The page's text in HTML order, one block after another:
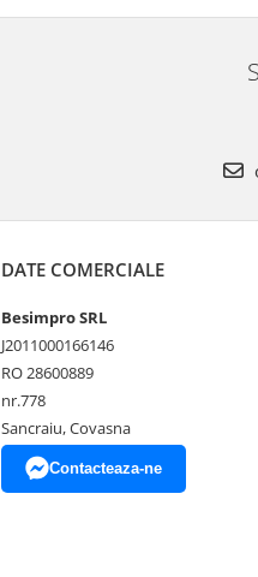
DATE COMERCIALE
Besimpro SRL
J2011000166146
RO 28600889
nr.778
Sancraiu, Covasna
Contacteaza-ne